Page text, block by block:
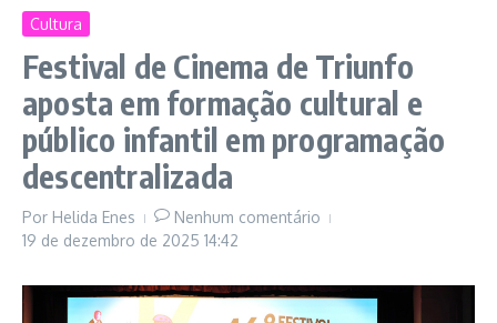
Cultura
Festival de Cinema de Triunfo
aposta em formação cultural e
público infantil em programação
descentralizada
Por Helida Enes
Nenhum comentário
19 de dezembro de 2025 14:42